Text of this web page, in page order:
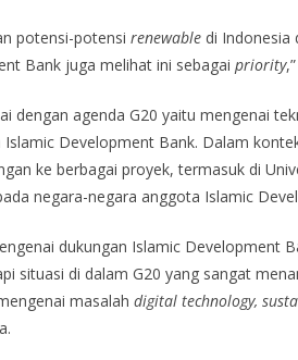
potensi-potensi renewable di Indonesia
Bank juga melihat ini sebagai priority
dengan agenda G20 yaitu mengenai
Development Bank. Dalam
ke berbagai proyek, termasuk di
negara-negara anggota Islamic
dukungan Islamic Development
situasi di dalam G20 yang sangat
masalah digital technology,